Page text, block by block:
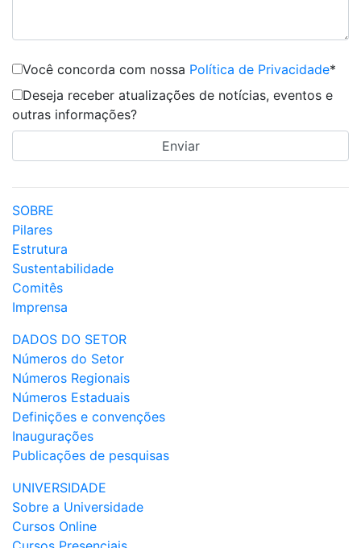
Você concorda com nossa Política de Privacidade*
Deseja receber atualizações de notícias, eventos e
outras informações?
SOBRE
Pilares
Estrutura
Sustentabilidade
Comitês
Imprensa
DADOS DO SETOR
Números do Setor
Números Regionais
Números Estaduais
Definições e convenções
Inaugurações
Publicações de pesquisas
UNIVERSIDADE
Sobre a Universidade
Cursos Online